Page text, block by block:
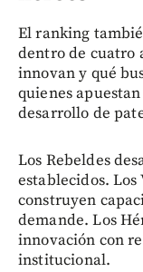
El ranking
dentro de cuatro
innovan y qué
quienes
desarrollo de
Los Rebeldes
establecidos.
construyen
demande. Los
innovación con
institucional.